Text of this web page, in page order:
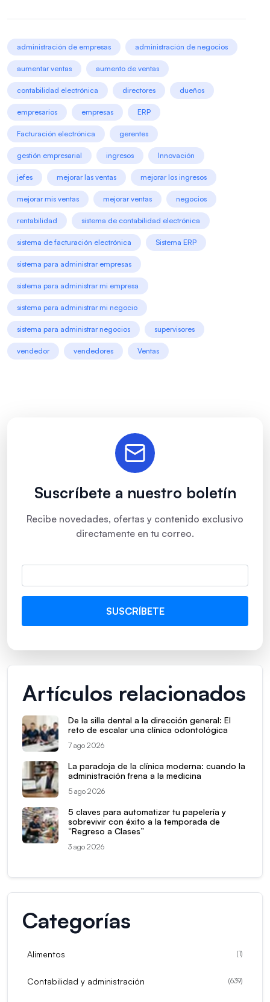
administración de empresas administración de negocios
aumentar ventas aumento de ventas
contabilidad electrónica directores dueños
empresarios empresas ERP
Facturación electrónica gerentes
gestión empresarial ingresos Innovación
jefes mejorar las ventas mejorar los ingresos
mejorar mis ventas mejorar ventas negocios
rentabilidad sistema de contabilidad electrónica
sistema de facturación electrónica Sistema ERP
sistema para administrar empresas
sistema para administrar mi empresa
sistema para administrar mi negocio
sistema para administrar negocios supervisores
vendedor vendedores Ventas
Suscríbete a nuestro boletín
Recibe novedades, ofertas y contenido exclusivo
directamente en tu correo.
Artículos relacionados
De la silla dental a la dirección general: El
reto de escalar una clínica odontológica
7 ago 2026
La paradoja de la clínica moderna: cuando la
administración frena a la medicina
5 ago 2026
5 claves para automatizar tu papelería y
sobrevivir con éxito a la temporada de
“Regreso a Clases”
3 ago 2026
Categorías
Alimentos (1)
Contabilidad y administración (639)